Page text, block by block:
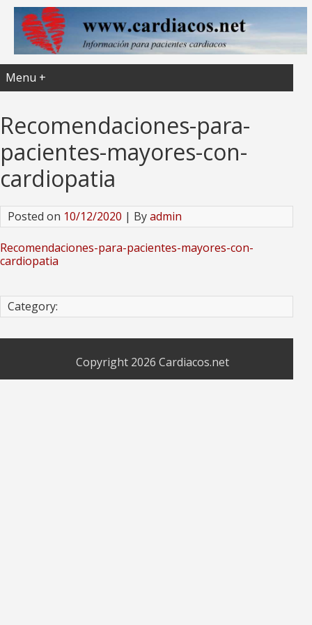
Menu +
Recomendaciones-para-
pacientes-mayores-con-
cardiopatia
Posted on 10/12/2020 | Byadmin
Recomendaciones-para-pacientes-mayores-con-
cardiopatia
Category:
Copyright 2026 Cardiacos.net